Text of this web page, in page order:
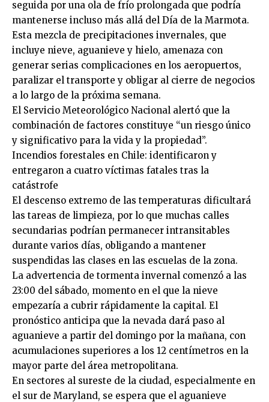
seguida por una ola de frío prolongada que podría
mantenerse incluso más allá del Día de la Marmota.
Esta mezcla de precipitaciones invernales, que
incluye nieve, aguanieve y hielo, amenaza con
generar serias complicaciones en los aeropuertos,
paralizar el transporte y obligar al cierre de negocios
a lo largo de la próxima semana.
El Servicio Meteorológico Nacional alertó que la
combinación de factores constituye “un riesgo único
y significativo para la vida y la propiedad”.
Incendios forestales en Chile: identificaron y
entregaron a cuatro víctimas fatales tras la
catástrofe
El descenso extremo de las temperaturas dificultará
las tareas de limpieza, por lo que muchas calles
secundarias podrían permanecer intransitables
durante varios días, obligando a mantener
suspendidas las clases en las escuelas de la zona.
La advertencia de tormenta invernal comenzó a las
23:00 del sábado, momento en el que la nieve
empezaría a cubrir rápidamente la capital. El
pronóstico anticipa que la nevada dará paso al
aguanieve a partir del domingo por la mañana, con
acumulaciones superiores a los 12 centímetros en la
mayor parte del área metropolitana.
En sectores al sureste de la ciudad, especialmente en
el sur de Maryland, se espera que el aguanieve